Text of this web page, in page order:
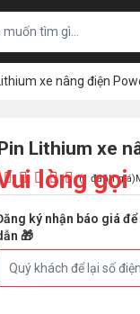
xe nâng điện
Lithium xe
(1 đánh giá)
lòng gọi
ký nhận báo giá
🎁